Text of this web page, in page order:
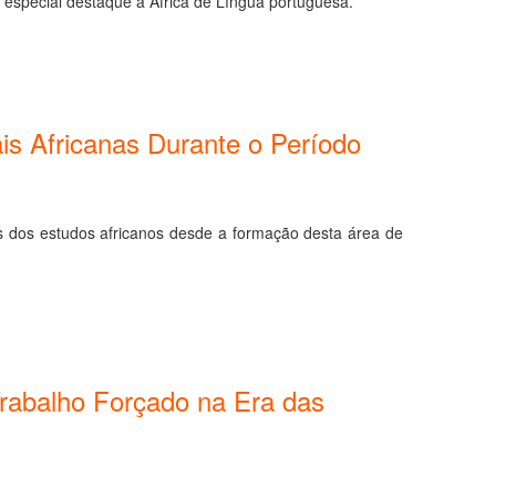
Africanas Durante o Período
estudos africanos desde a formação desta área de
Forçado na Era das